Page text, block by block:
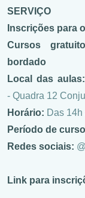
SERVIÇO
Inscrições para
Cursos
bordado
Local das aulas:
- Quadra 12
Horário: Das 14h
Período de
Redes sociais:
Link para